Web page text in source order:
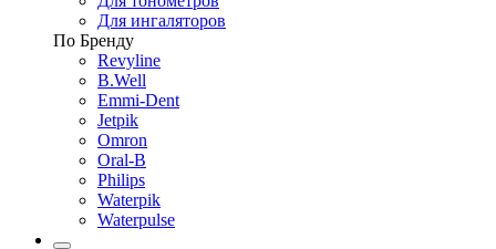
Для ингаляторов
По Бренду
Revyline
B.Well
Emmi-Dent
Jetpik
Omron
Oral-B
Philips
Waterpik
Waterpulse